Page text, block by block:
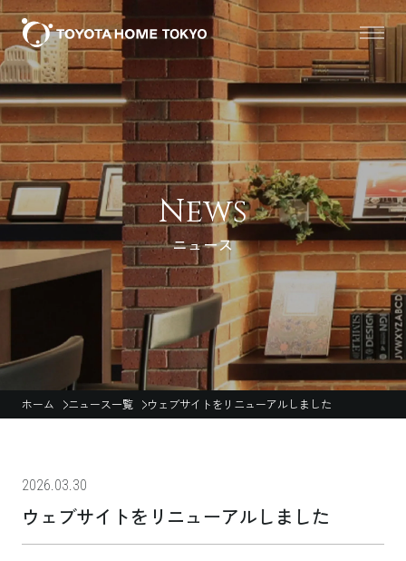
News
ニュース
ホーム ニュース一覧 ウェブサイトをリニューアルしました
2026.03.30
ウェブサイトをリニューアルしました